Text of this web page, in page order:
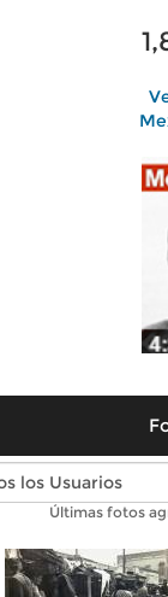
Fotos
Últimas fotos